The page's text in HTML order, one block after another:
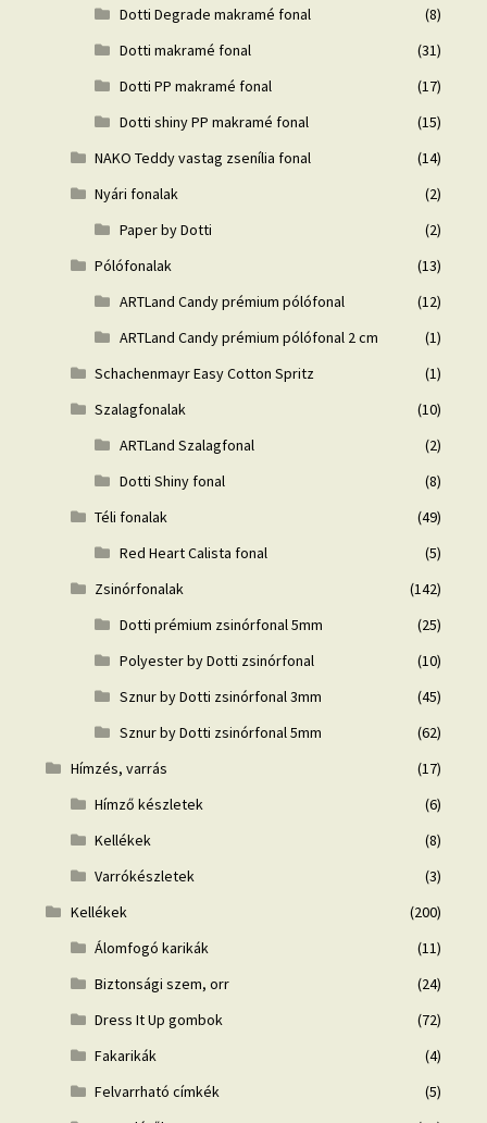
Dotti Degrade makramé fonal
(8)
Dotti makramé fonal
(31)
Dotti PP makramé fonal
(17)
Dotti shiny PP makramé fonal
(15)
NAKO Teddy vastag zsenília fonal
(14)
Nyári fonalak
(2)
Paper by Dotti
(2)
Pólófonalak
(13)
ARTLand Candy prémium pólófonal
(12)
ARTLand Candy prémium pólófonal 2 cm
(1)
Schachenmayr Easy Cotton Spritz
(1)
Szalagfonalak
(10)
ARTLand Szalagfonal
(2)
Dotti Shiny fonal
(8)
Téli fonalak
(49)
Red Heart Calista fonal
(5)
Zsinórfonalak
(142)
Dotti prémium zsinórfonal 5mm
(25)
Polyester by Dotti zsinórfonal
(10)
Sznur by Dotti zsinórfonal 3mm
(45)
Sznur by Dotti zsinórfonal 5mm
(62)
Hímzés, varrás
(17)
Hímző készletek
(6)
Kellékek
(8)
Varrókészletek
(3)
Kellékek
(200)
Álomfogó karikák
(11)
Biztonsági szem, orr
(24)
Dress It Up gombok
(72)
Fakarikák
(4)
Felvarrható címkék
(5)